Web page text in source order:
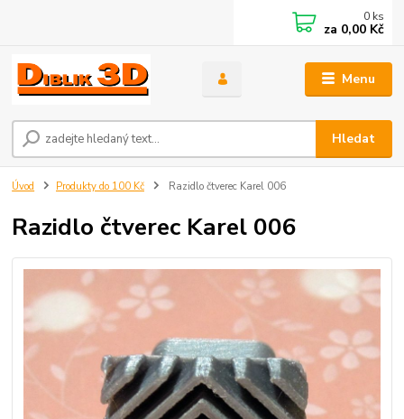
Menu
Hledat
0 ks
za 0,00 Kč
Úvod Produkty do 100 Kč Razidlo čtverec Karel 006
Razidlo čtverec Karel 006